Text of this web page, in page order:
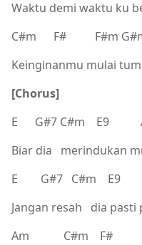
Waktu demi waktu ku
C#m F# F#m G#m
Keinginanmu mulai
[Chorus]
E G#7 C#m E9
Biar dia merindukan
E G#7 C#m
Jangan resah dia pasti
Am C#m F#